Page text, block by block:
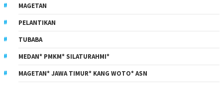
MAGETAN
PELANTIKAN
TUBABA
MEDAN* PMKM* SILATURAHMI*
MAGETAN* JAWA TIMUR* KANG WOTO* ASN